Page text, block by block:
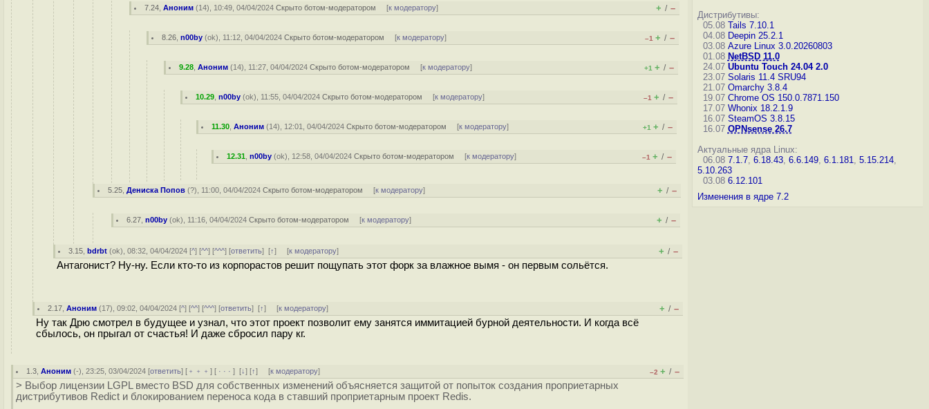
7.24 ,Аноним (14), 10:49, 04/04/2024Скрыто ботом-модератором [к модератору] + / –
8.26 ,n00by (ok), 11:12, 04/04/2024Скрыто ботом-модератором [к модератору] –1 + / –
9.28 ,Аноним (14), 11:27, 04/04/2024Скрыто ботом-модератором [к модератору] +1 + / –
10.29 ,n00by (ok), 11:55, 04/04/2024Скрыто ботом-модератором [к модератору] –1 + / –
11.30 ,Аноним (14), 12:01, 04/04/2024Скрыто ботом-модератором [к модератору] +1 + / –
12.31 ,n00by (ok), 12:58, 04/04/2024Скрыто ботом-модератором [к модератору] –1 + / –
5.25 ,Дениска Попов (?), 11:00, 04/04/2024Скрыто ботом-модератором [к модератору] + / –
6.27 ,n00by (ok), 11:16, 04/04/2024Скрыто ботом-модератором [к модератору] + / –
3.15 ,bdrbt (ok), 08:32, 04/04/2024 [^] [^^] [^^^] [ответить][↑] [к модератору] + / –
Антагонист? Ну-ну. Если кто-то из корпорастов решит пощупать этот форк за влажное вымя - он первым сольётся.
2.17 ,Аноним (17), 09:02, 04/04/2024 [^] [^^] [^^^] [ответить][↑] [к модератору] + / –
Ну так Дрю смотрел в будущее и узнал, что этот проект позволит ему занятся иммитацией бурной деятельности. И когда всё
сбылось, он прыгал от счастья! И даже сбросил пару кг.
1.3 ,Аноним (-), 23:25, 03/04/2024 [ответить] [ ﹢﹢﹢] [ · · ·][↓] [↑] [к модератору] –2 + / –
> Выбор лицензии LGPL вместо BSD для собственных изменений объясняется защитой от попыток создания проприетарных
дистрибутивов Redict и блокированием переноса кода в ставший проприетарным проект Redis.
Дистрибутивы:
05.08 Tails 7.10.1
04.08 Deepin 25.2.1
03.08 Azure Linux 3.0.20260803
01.08 NetBSD 11.0
24.07 Ubuntu Touch 24.04 2.0
23.07 Solaris 11.4 SRU94
21.07 Omarchy 3.8.4
19.07 Chrome OS 150.0.7871.150
17.07 Whonix 18.2.1.9
16.07 SteamOS 3.8.15
16.07 OPNsense 26.7
Актуальные ядра Linux:
06.08 7.1.7, 6.18.43, 6.6.149, 6.1.181, 5.15.214,
5.10.263
03.08 6.12.101
Изменения в ядре 7.2